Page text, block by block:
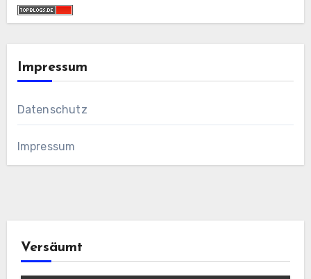
Impressum
Datenschutz
Impressum
Versäumt